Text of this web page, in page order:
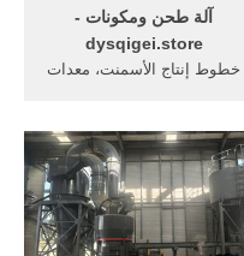
آلة طحن ومكونات -
dysqigei.store
خطوط إنتاج الأسمنت، معدات
والدقيق ...